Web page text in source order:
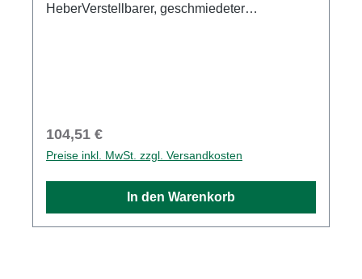
HeberVerstellbarer, geschmiedeter
Regulärer Preis:
104,51 €
Preise inkl. MwSt. zzgl. Versandkosten
In den Warenkorb